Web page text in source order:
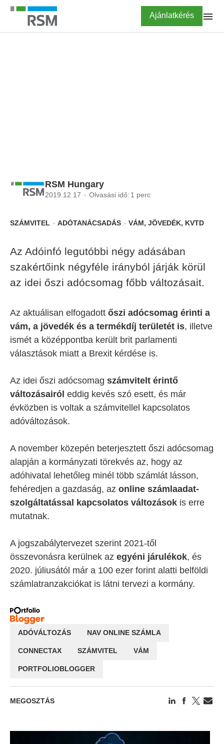
Ugrás
tartalomra
Highlighted
Ajánlatkérés
RSM Hungary
2019.12.17 Olvasási idő: 1 perc
SZÁMVITEL ADÓTANÁCSADÁS VÁM, JÖVEDÉK, KVTD
Az Adóinfó legutóbbi négy adásában
szakértőink négyféle irányból járják körül
az idei őszi adócsomag főbb változásait.
Az aktuálisan elfogadott őszi adócsomag érinti a
vám, a jövedék és a termékdíj területét is, illetve
ismét a középpontba került brit parlamenti
választások miatt a Brexit kérdése is.
Az idei őszi adócsomag számvitelt érintő
változásairól eddig kevés szó esett, és már
évközben is voltak a számvitellel kapcsolatos
adóváltozások.
A november közepén beterjesztett őszi adócsomag
alapján a kormányzati törekvés az, hogy az
adóhivatal lehetőleg minél több számlát lásson,
fehéredjen a gazdaság, az online számlaadat-
szolgáltatással kapcsolatos változások is erre
mutatnak.
A jogszabálytervezet szerint 2021-től
összevonásra kerülnek az egyéni járulékok, és
2020. júliusától már a 100 ezer forint alatti belföldi
számlatranzakciókat is látni tervezi a kormány.
ADÓVÁLTOZÁS NAV ONLINE SZÁMLA
CONNECTAX SZÁMVITEL VÁM
PORTFOLIOBLOGGER
MEGOSZTÁS